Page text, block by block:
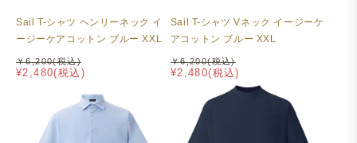
Sail T-シャツ ヘンリーネック イ
ージーケアコットン ブルー XXL
¥2,480(税込)
￥6,200(税込)
Sail T-シャツ Vネック イージーケ
アコットン ブルー XXL
¥2,480(税込)
￥6,200(税込)